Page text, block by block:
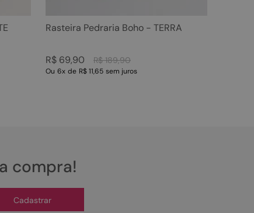
Rasteira Pedraria Boho - TERRA
R$ 189,90
R$ 69,90
Ou 6x de R$ 11,65 sem juros
compra!
Cadastrar